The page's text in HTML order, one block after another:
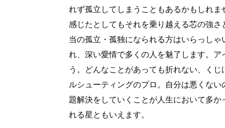
れず孤立してしまうこともあるかもしれ
感じたとしてもそれを乗り越える芯の強
当の孤立・孤独になられる方はいらっし
れ、深い愛情で多くの人を魅了します。
う。どんなことがあっても折れない、く
ルシューティングのプロ。自分は悪くな
題解決をしていくことが人生において多
れる星ともいえます。